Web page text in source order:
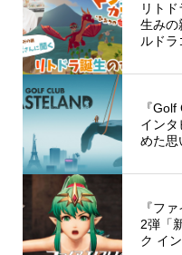
リト
生みの
ルド
『
インタ
めた思
『フ
2弾「
ク イ